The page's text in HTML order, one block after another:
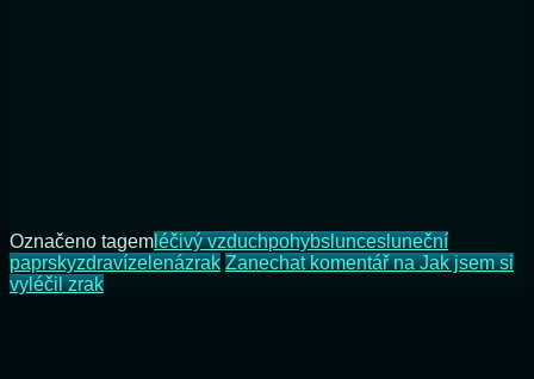
Označeno tagemléčivý vzduchpohybsluncesluneční
paprskyzdravízelenázrak Zanechat komentářna Jak jsem si
vyléčil zrak